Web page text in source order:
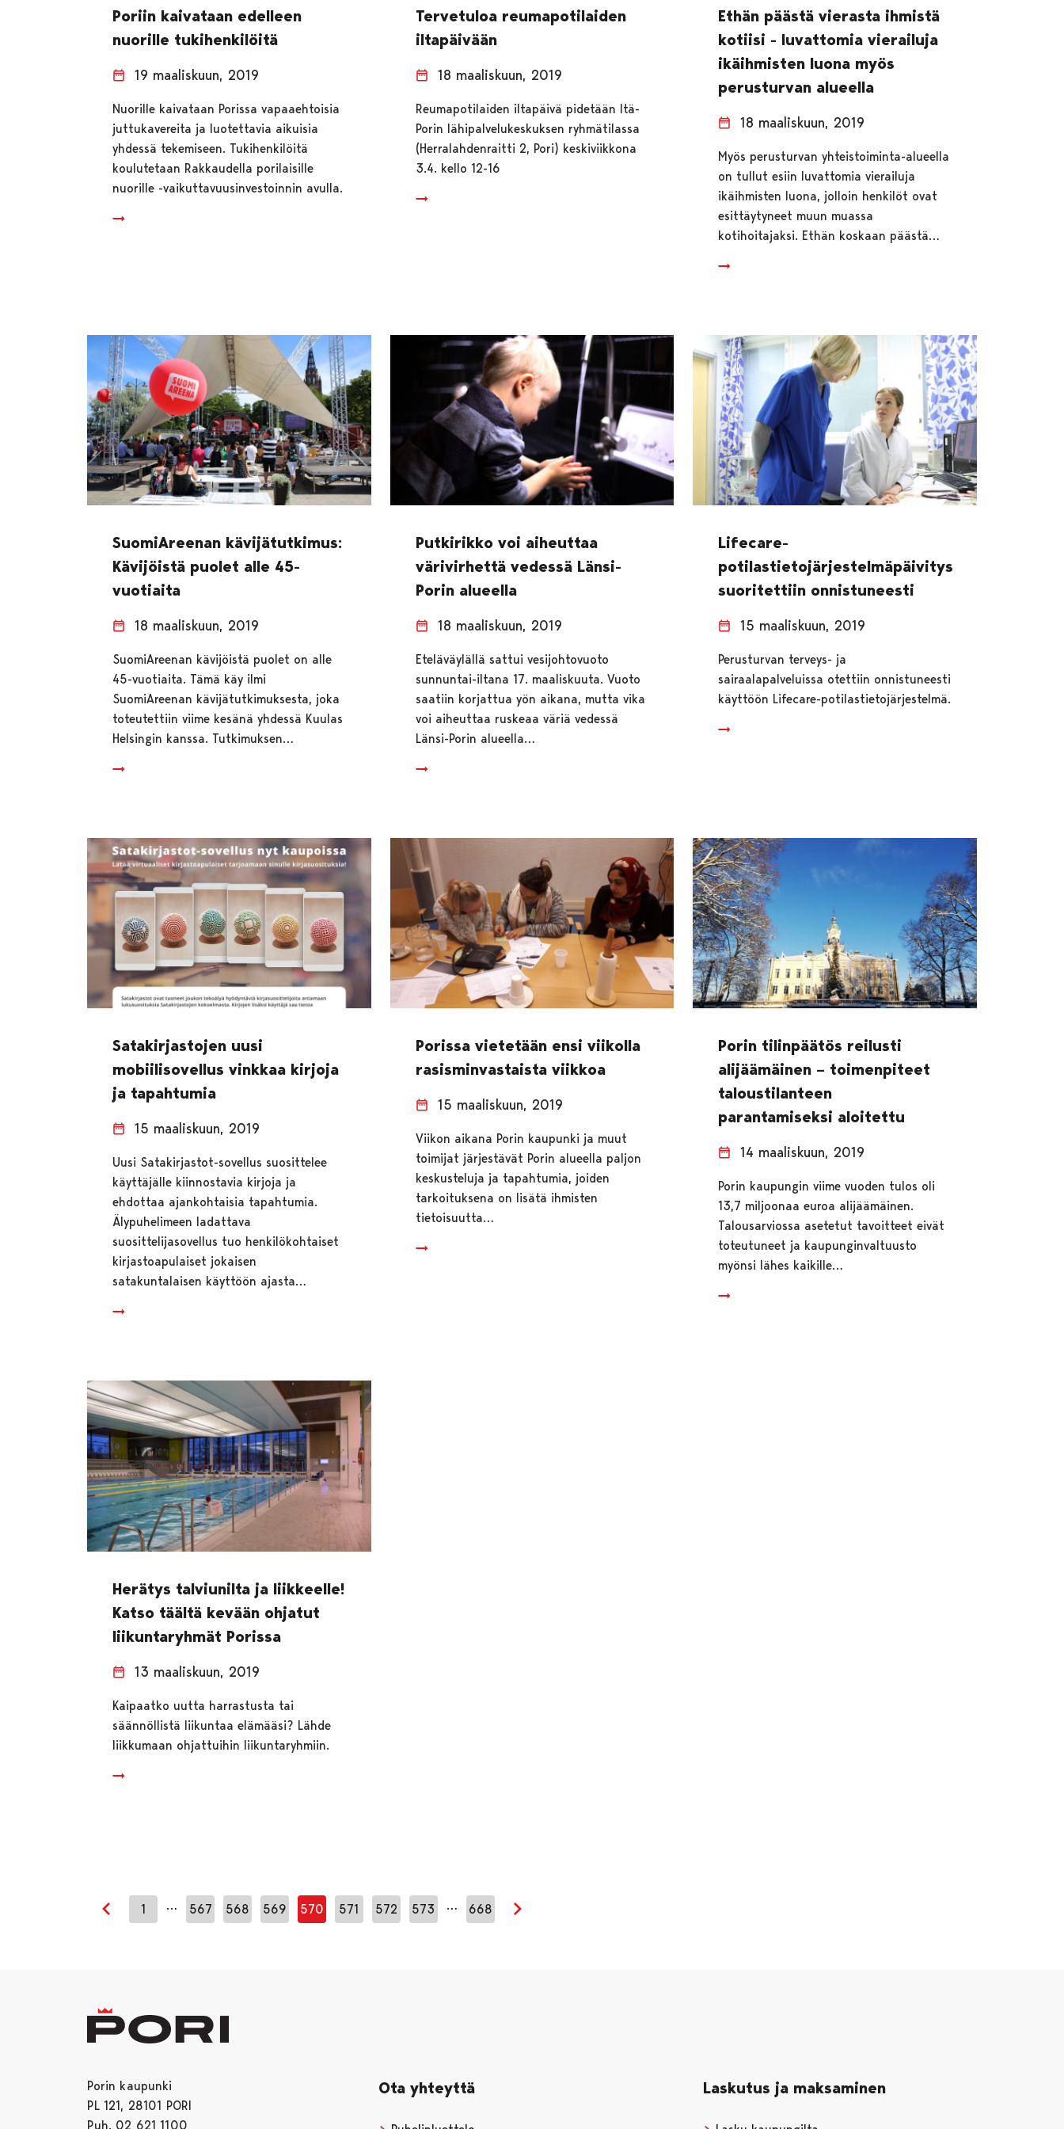
Poriin kaivataan edelleen
nuorille tukihenkilöitä
19 maaliskuun, 2019
Nuorille kaivataan Porissa vapaaehtoisia
juttukavereita ja luotettavia aikuisia
yhdessä tekemiseen. Tukihenkilöitä
koulutetaan Rakkaudella porilaisille
nuorille -vaikuttavuusinvestoinnin avulla.
Tervetuloa reumapotilaiden
iltapäivään
18 maaliskuun, 2019
Reumapotilaiden iltapäivä pidetään Itä-
Porin lähipalvelukeskuksen ryhmätilassa
(Herralahdenraitti 2, Pori) keskiviikkona
3.4. kello 12-16
Ethän päästä vierasta ihmistä
kotiisi - luvattomia vierailuja
ikäihmisten luona myös
perusturvan alueella
18 maaliskuun, 2019
Myös perusturvan yhteistoiminta-alueella
on tullut esiin luvattomia vierailuja
ikäihmisten luona, jolloin henkilöt ovat
esittäytyneet muun muassa
kotihoitajaksi. Ethän koskaan päästä…
SuomiAreenan kävijätutkimus:
Kävijöistä puolet alle 45-
vuotiaita
18 maaliskuun, 2019
SuomiAreenan kävijöistä puolet on alle
45-vuotiaita. Tämä käy ilmi
SuomiAreenan kävijätutkimuksesta, joka
toteutettiin viime kesänä yhdessä Kuulas
Helsingin kanssa. Tutkimuksen…
Putkirikko voi aiheuttaa
värivirhettä vedessä Länsi-
Porin alueella
18 maaliskuun, 2019
Eteläväylällä sattui vesijohtovuoto
sunnuntai-iltana 17. maaliskuuta. Vuoto
saatiin korjattua yön aikana, mutta vika
voi aiheuttaa ruskeaa väriä vedessä
Länsi-Porin alueella…
Lifecare-
potilastietojärjestelmäpäivitys
suoritettiin onnistuneesti
15 maaliskuun, 2019
Perusturvan terveys- ja
sairaalapalveluissa otettiin onnistuneesti
käyttöön Lifecare-potilastietojärjestelmä.
Satakirjastojen uusi
mobiilisovellus vinkkaa kirjoja
ja tapahtumia
15 maaliskuun, 2019
Uusi Satakirjastot-sovellus suosittelee
käyttäjälle kiinnostavia kirjoja ja
ehdottaa ajankohtaisia tapahtumia.
Älypuhelimeen ladattava
suosittelijasovellus tuo henkilökohtaiset
kirjastoapulaiset jokaisen
satakuntalaisen käyttöön ajasta…
Porissa vietetään ensi viikolla
rasisminvastaista viikkoa
15 maaliskuun, 2019
Viikon aikana Porin kaupunki ja muut
toimijat järjestävät Porin alueella paljon
keskusteluja ja tapahtumia, joiden
tarkoituksena on lisätä ihmisten
tietoisuutta…
Porin tilinpäätös reilusti
alijäämäinen – toimenpiteet
taloustilanteen
parantamiseksi aloitettu
14 maaliskuun, 2019
Porin kaupungin viime vuoden tulos oli
13,7 miljoonaa euroa alijäämäinen.
Talousarviossa asetetut tavoitteet eivät
toteutuneet ja kaupunginvaltuusto
myönsi lähes kaikille…
Herätys talviunilta ja liikkeelle!
Katso täältä kevään ohjatut
liikuntaryhmät Porissa
13 maaliskuun, 2019
Kaipaatko uutta harrastusta tai
säännöllistä liikuntaa elämääsi? Lähde
liikkumaan ohjattuihin liikuntaryhmiin.
Edellinen sivu
1 … 567 568 569 570 571 572 573 … 668
Porin kaupunki
PL 121, 28101 PORI
Puh. 02 621 1100
Ota yhteyttä Laskutus ja maksaminen